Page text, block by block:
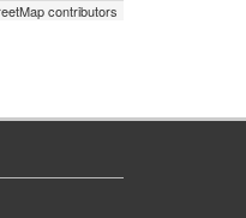
contributors